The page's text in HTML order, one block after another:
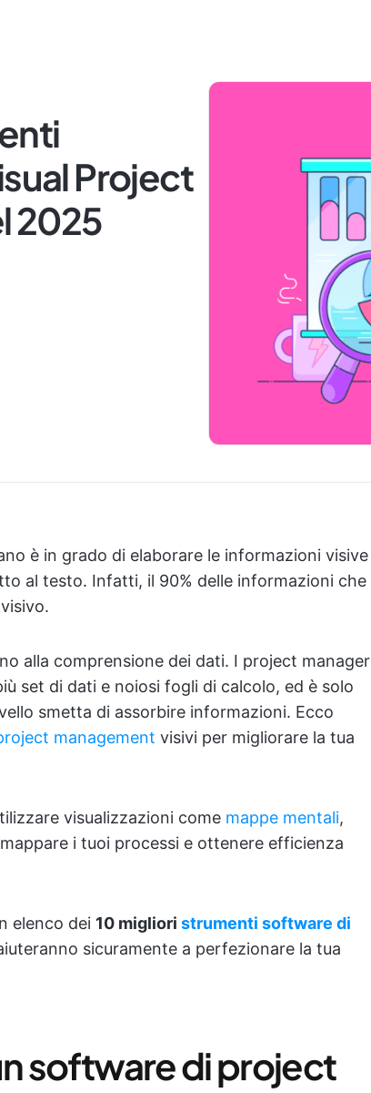
Project
2025
è in grado di elaborare le informazioni visive
al testo. Infatti, il 90% delle informazioni che
alla comprensione dei dati. I project manager
set di dati e noiosi fogli di calcolo, ed è solo
smetta di assorbire informazioni. Ecco
management visivi per migliorare la tua
visualizzazioni come mappe mentali,
i tuoi processi e ottenere efficienza
elenco dei 10 migliori strumenti software di
sicuramente a perfezionare la tua
software di project